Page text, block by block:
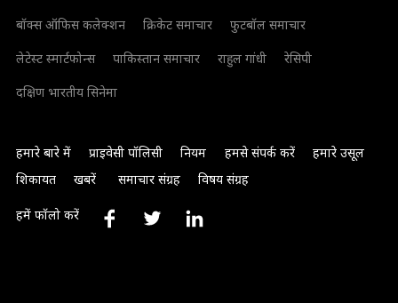
बॉक्स ऑफिस कलेक्शन
क्रिकेट समाचार
फुटबॉल समाचार
लेटेस्ट स्मार्टफोन्स
पाकिस्तान समाचार राहुल गांधी
रेसिपी
दक्षिण भारतीय सिनेमा
हमारे बारे में प्राइवेसी पॉलिसी नियम हमसे संपर्क करें
हमारे उसूल
शिकायत
खबरें समाचार संग्रह विषय संग्रह
हमें फॉलो करें